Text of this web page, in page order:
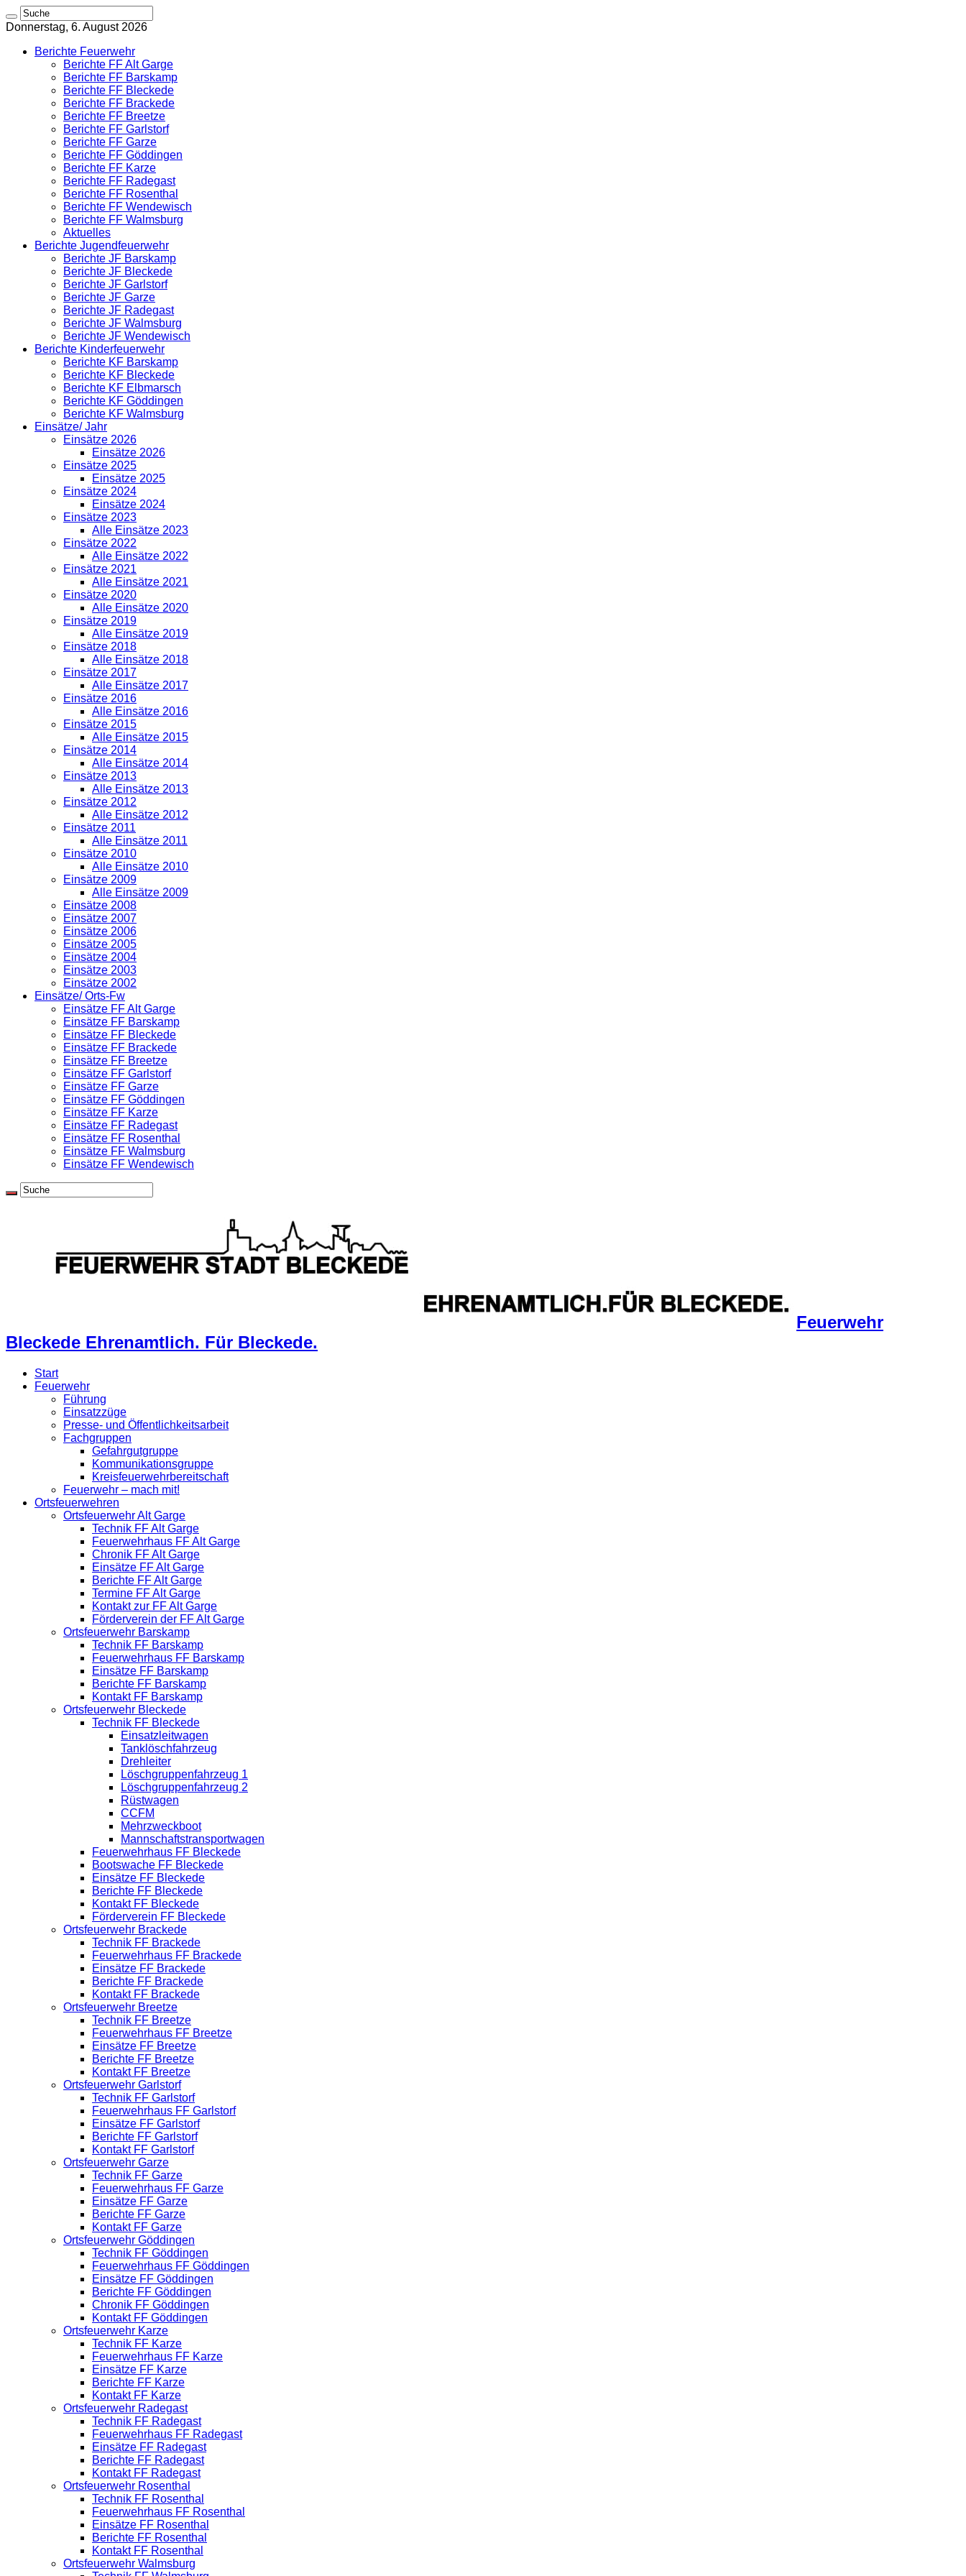
Donnerstag, 6. August 2026
Berichte Feuerwehr
Berichte FF Alt Garge
Berichte FF Barskamp
Berichte FF Bleckede
Berichte FF Brackede
Berichte FF Breetze
Berichte FF Garlstorf
Berichte FF Garze
Berichte FF Göddingen
Berichte FF Karze
Berichte FF Radegast
Berichte FF Rosenthal
Berichte FF Wendewisch
Berichte FF Walmsburg
Aktuelles
Berichte Jugendfeuerwehr
Berichte JF Barskamp
Berichte JF Bleckede
Berichte JF Garlstorf
Berichte JF Garze
Berichte JF Radegast
Berichte JF Walmsburg
Berichte JF Wendewisch
Berichte Kinderfeuerwehr
Berichte KF Barskamp
Berichte KF Bleckede
Berichte KF Elbmarsch
Berichte KF Göddingen
Berichte KF Walmsburg
Einsätze/ Jahr
Einsätze 2026
Einsätze 2026
Einsätze 2025
Einsätze 2025
Einsätze 2024
Einsätze 2024
Einsätze 2023
Alle Einsätze 2023
Einsätze 2022
Alle Einsätze 2022
Einsätze 2021
Alle Einsätze 2021
Einsätze 2020
Alle Einsätze 2020
Einsätze 2019
Alle Einsätze 2019
Einsätze 2018
Alle Einsätze 2018
Einsätze 2017
Alle Einsätze 2017
Einsätze 2016
Alle Einsätze 2016
Einsätze 2015
Alle Einsätze 2015
Einsätze 2014
Alle Einsätze 2014
Einsätze 2013
Alle Einsätze 2013
Einsätze 2012
Alle Einsätze 2012
Einsätze 2011
Alle Einsätze 2011
Einsätze 2010
Alle Einsätze 2010
Einsätze 2009
Alle Einsätze 2009
Einsätze 2008
Einsätze 2007
Einsätze 2006
Einsätze 2005
Einsätze 2004
Einsätze 2003
Einsätze 2002
Einsätze/ Orts-Fw
Einsätze FF Alt Garge
Einsätze FF Barskamp
Einsätze FF Bleckede
Einsätze FF Brackede
Einsätze FF Breetze
Einsätze FF Garlstorf
Einsätze FF Garze
Einsätze FF Göddingen
Einsätze FF Karze
Einsätze FF Radegast
Einsätze FF Rosenthal
Einsätze FF Walmsburg
Einsätze FF Wendewisch
Feuerwehr
Bleckede Ehrenamtlich. Für Bleckede.
Start
Feuerwehr
Führung
Einsatzzüge
Presse- und Öffentlichkeitsarbeit
Fachgruppen
Gefahrgutgruppe
Kommunikationsgruppe
Kreisfeuerwehrbereitschaft
Feuerwehr – mach mit!
Ortsfeuerwehren
Ortsfeuerwehr Alt Garge
Technik FF Alt Garge
Feuerwehrhaus FF Alt Garge
Chronik FF Alt Garge
Einsätze FF Alt Garge
Berichte FF Alt Garge
Termine FF Alt Garge
Kontakt zur FF Alt Garge
Förderverein der FF Alt Garge
Ortsfeuerwehr Barskamp
Technik FF Barskamp
Feuerwehrhaus FF Barskamp
Einsätze FF Barskamp
Berichte FF Barskamp
Kontakt FF Barskamp
Ortsfeuerwehr Bleckede
Technik FF Bleckede
Einsatzleitwagen
Tanklöschfahrzeug
Drehleiter
Löschgruppenfahrzeug 1
Löschgruppenfahrzeug 2
Rüstwagen
CCFM
Mehrzweckboot
Mannschaftstransportwagen
Feuerwehrhaus FF Bleckede
Bootswache FF Bleckede
Einsätze FF Bleckede
Berichte FF Bleckede
Kontakt FF Bleckede
Förderverein FF Bleckede
Ortsfeuerwehr Brackede
Technik FF Brackede
Feuerwehrhaus FF Brackede
Einsätze FF Brackede
Berichte FF Brackede
Kontakt FF Brackede
Ortsfeuerwehr Breetze
Technik FF Breetze
Feuerwehrhaus FF Breetze
Einsätze FF Breetze
Berichte FF Breetze
Kontakt FF Breetze
Ortsfeuerwehr Garlstorf
Technik FF Garlstorf
Feuerwehrhaus FF Garlstorf
Einsätze FF Garlstorf
Berichte FF Garlstorf
Kontakt FF Garlstorf
Ortsfeuerwehr Garze
Technik FF Garze
Feuerwehrhaus FF Garze
Einsätze FF Garze
Berichte FF Garze
Kontakt FF Garze
Ortsfeuerwehr Göddingen
Technik FF Göddingen
Feuerwehrhaus FF Göddingen
Einsätze FF Göddingen
Berichte FF Göddingen
Chronik FF Göddingen
Kontakt FF Göddingen
Ortsfeuerwehr Karze
Technik FF Karze
Feuerwehrhaus FF Karze
Einsätze FF Karze
Berichte FF Karze
Kontakt FF Karze
Ortsfeuerwehr Radegast
Technik FF Radegast
Feuerwehrhaus FF Radegast
Einsätze FF Radegast
Berichte FF Radegast
Kontakt FF Radegast
Ortsfeuerwehr Rosenthal
Technik FF Rosenthal
Feuerwehrhaus FF Rosenthal
Einsätze FF Rosenthal
Berichte FF Rosenthal
Kontakt FF Rosenthal
Ortsfeuerwehr Walmsburg